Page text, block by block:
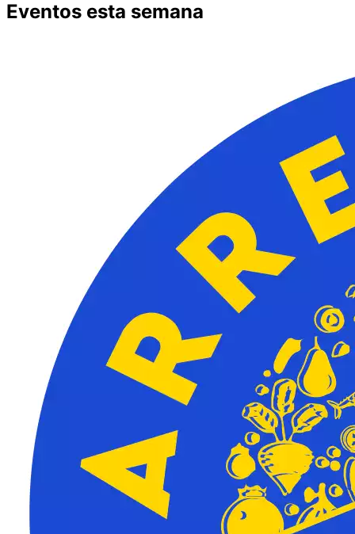
Eventos esta semana